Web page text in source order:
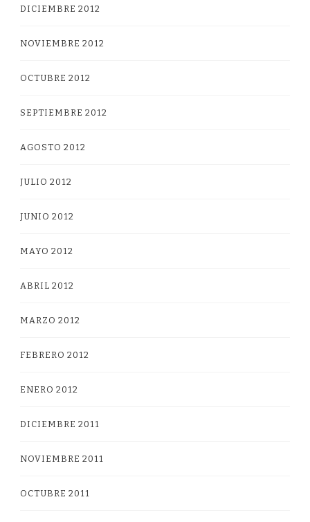
DICIEMBRE 2012
NOVIEMBRE 2012
OCTUBRE 2012
SEPTIEMBRE 2012
AGOSTO 2012
JULIO 2012
JUNIO 2012
MAYO 2012
ABRIL 2012
MARZO 2012
FEBRERO 2012
ENERO 2012
DICIEMBRE 2011
NOVIEMBRE 2011
OCTUBRE 2011